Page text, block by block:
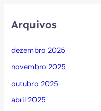
Arquivos
dezembro 2025
novembro 2025
outubro 2025
abril 2025